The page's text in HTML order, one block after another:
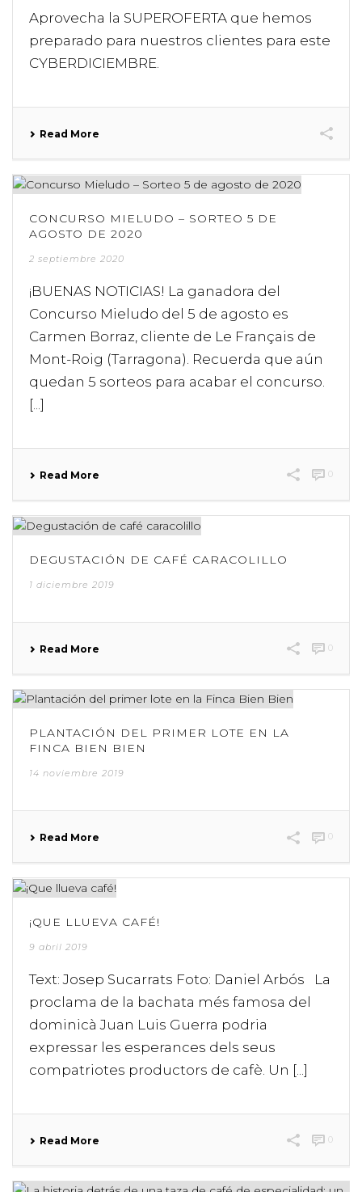
Aprovecha la SUPEROFERTA que hemos
preparado para nuestros clientes para este
CYBERDICIEMBRE.
Read More
CONCURSO MIELUDO – SORTEO 5 DE
AGOSTO DE 2020
2 septiembre 2020
¡BUENAS NOTICIAS! La ganadora del
Concurso Mieludo del 5 de agosto es
Carmen Borraz, cliente de Le Français de
Mont-Roig (Tarragona). Recuerda que aún
quedan 5 sorteos para acabar el concurso.
[...]
Read More 0
DEGUSTACIÓN DE CAFÉ CARACOLILLO
1 diciembre 2019
Read More 0
PLANTACIÓN DEL PRIMER LOTE EN LA
FINCA BIEN BIEN
14 noviembre 2019
Read More 0
¡QUE LLUEVA CAFÉ!
9 abril 2019
Text: Josep Sucarrats Foto: Daniel Arbós La
proclama de la bachata més famosa del
dominicà Juan Luis Guerra podria
expressar les esperances dels seus
compatriotes productors de cafè. Un [...]
Read More 0